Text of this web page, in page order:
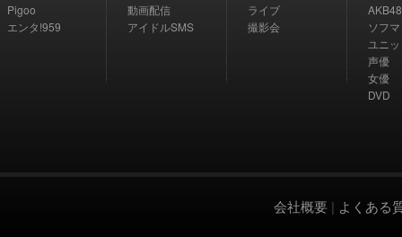
Pigoo
エンタ!959
動画配信
アイドルSMS
ライブ
撮影会
AKB48
ソフ
ユニ
声優
女優
DVD
会社概要 | よくある